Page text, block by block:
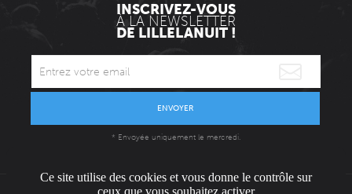
INSCRIVEZ-VOUS
À LA NEWSLETTER
DE LILLELANUIT !
ENVOYER
* Envoyée uniquement le mercredi.
Ce site utilise des cookies et vous donne le contrôle sur
ceux que vous souhaitez activer